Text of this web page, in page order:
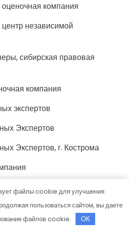
компания
независимой
сибирская правовая
компания
экспертов
Экспертов
Экспертов, г. Кострома
Центр
файлы cookie для улучшения
пользоваться сайтом, вы даете
файлов cookie.
OK